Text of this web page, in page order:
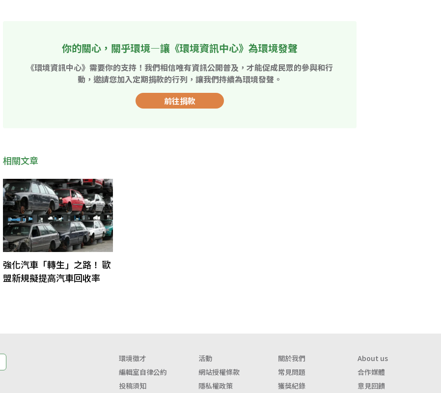
你的關心，關乎環境—讓《環境資訊中心》為環境發聲
《環境資訊中心》需要你的支持！我們相信唯有資訊公開普及，才能促成民眾的參與和行
動，邀請您加入定期捐款的行列，讓我們持續為環境發聲。
前往捐款
相關文章
強化汽車「轉生」之路！ 歐
盟新規擬提高汽車回收率
環境徵才 活動 關於我們
About us
編輯室自律公約
網站授權條款 常見問題
合作媒體
投稿須知
隱私權政策 獲獎紀錄 意見回饋